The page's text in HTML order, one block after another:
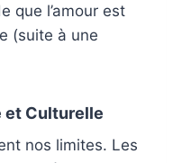
que l’amour est
(suite à une
et Culturelle
nos limites. Les